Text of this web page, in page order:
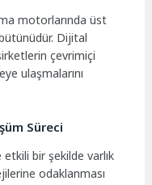
motorlarında üst
Dijital
çevrimiçi
ulaşmalarını
Süreci
bir şekilde varlık
odaklanması